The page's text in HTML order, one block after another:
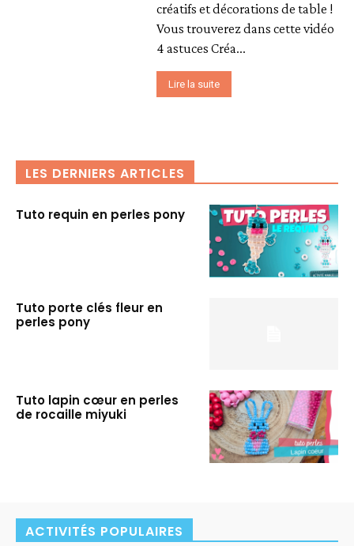
créatifs et décorations de table !
Vous trouverez dans cette vidéo
4 astuces Créa...
Lire la suite
LES DERNIERS ARTICLES
Tuto requin en perles pony
Tuto porte clés fleur en
perles pony
Tuto lapin cœur en perles
de rocaille miyuki
ACTIVITÉS POPULAIRES